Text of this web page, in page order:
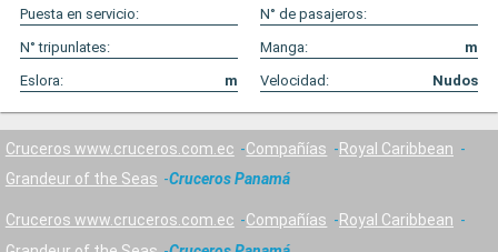
Puesta en servicio:
N° de pasajeros:
N° tripunlates:
Manga:
m
Eslora:
m Velocidad: Nudos
Cruceros www.cruceros.com.ec Compañías
Royal Caribbean
Grandeur of the Seas
Cruceros Panamá
Cruceros www.cruceros.com.ec Compañías
Royal Caribbean